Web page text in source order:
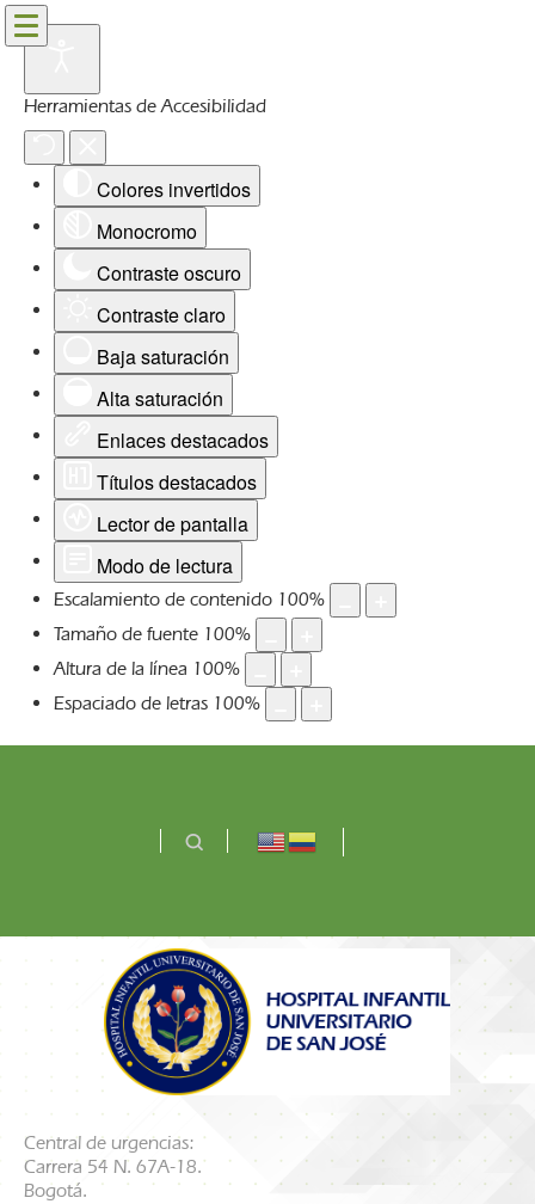
Herramientas de Accesibilidad
Colores invertidos
Monocromo
Contraste oscuro
Contraste claro
Baja saturación
Alta saturación
Enlaces destacados
Títulos destacados
Lector de pantalla
Modo de lectura
Escalamiento de contenido 100%
Tamaño de fuente 100%
Altura de la línea 100%
Espaciado de letras 100%
Central de urgencias:
Carrera 54 N. 67A-18.
Bogotá.